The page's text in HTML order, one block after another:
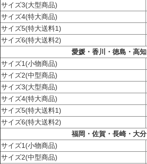
サイズ3(大型商品)
サイズ4(特大商品)
サイズ5(特大送料1)
サイズ6(特大送料2)
愛媛・香川・徳島・高知
サイズ1(小物商品)
サイズ2(中型商品)
サイズ3(大型商品)
サイズ4(特大商品)
サイズ5(特大送料1)
サイズ6(特大送料2)
福岡・佐賀・長崎・大分
サイズ1(小物商品)
サイズ2(中型商品)